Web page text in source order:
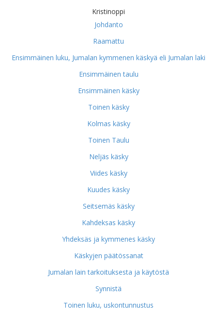
Kristinoppi
Johdanto
Raamattu
Ensimmäinen luku, Jumalan kymmenen käskyä eli Jumalan laki
Ensimmäinen taulu
Ensimmäinen käsky
Toinen käsky
Kolmas käsky
Toinen Taulu
Neljäs käsky
Viides käsky
Kuudes käsky
Seitsemäs käsky
Kahdeksas käsky
Yhdeksäs ja kymmenes käsky
Käskyjen päätössanat
Jumalan lain tarkoituksesta ja käytöstä
Synnistä
Toinen luku, uskontunnustus